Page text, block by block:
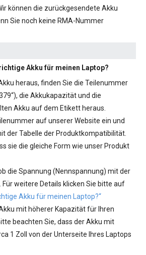
können die zurückgesendete Akku
Sie noch keine RMA-Nummer
Akku für meinen Laptop?
heraus, finden Sie die Teilenummer
“), die Akkukapazität und die
Akku auf dem Etikett heraus.
auf unserer Website ein und
der Tabelle der Produktkompatibilität.
sie die gleiche Form wie unser Produkt
die Spannung (Nennspannung) mit der
weitere Details klicken Sie bitte auf
Akku für meinen Laptop?“
mit höherer Kapazität für Ihren
beachten Sie, dass der Akku mit
1 Zoll von der Unterseite Ihres Laptops